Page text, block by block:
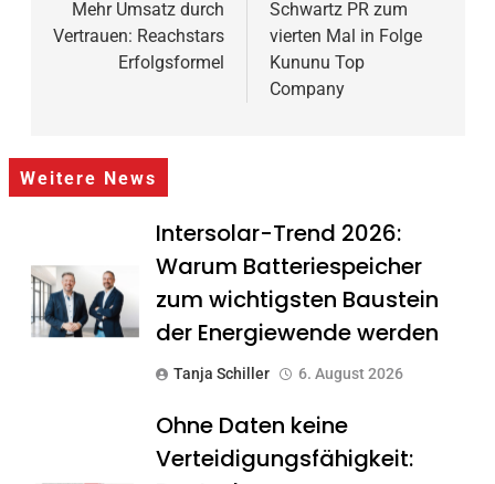
Mehr Umsatz durch
Vertrauen: Reachstars
Erfolgsformel
Schwartz PR zum
vierten Mal in Folge
Kununu Top
Company
Weitere News
Intersolar-Trend 2026:
Warum Batteriespeicher
zum wichtigsten Baustein
der Energiewende werden
Tanja Schiller 6. August 2026
Ohne Daten keine
Verteidigungsfähigkeit: